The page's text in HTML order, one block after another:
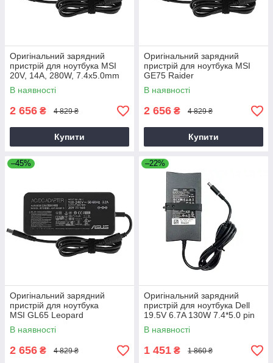
Оригінальний зарядний
пристрій для ноутбука MSI
20V, 14A, 280W, 7.4x5.0mm
В наявності
2 656 ₴ 4 829 ₴
Купити
Оригінальний зарядний
пристрій для ноутбука MSI
GE75 Raider
В наявності
2 656 ₴ 4 829 ₴
Купити
–45%
Оригінальний зарядний
пристрій для ноутбука
MSI GL65 Leopard
В наявності
2 656 ₴ 4 829 ₴
–22%
Оригінальний зарядний
пристрій для ноутбука Dell
19.5V 6.7A 130W 7.4*5.0 pin
Slim (PA-4E)
В наявності
1 451 ₴ 1 860 ₴